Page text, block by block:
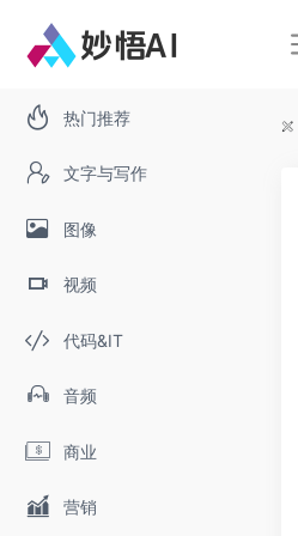
热门推荐
文字与写作
图像
视频
代码&IT
音频
商业
营销